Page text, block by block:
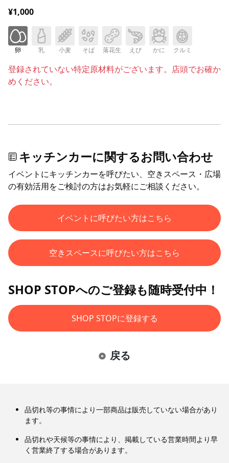
¥1,000
卵 乳 小麦 そば 落花生 えび かに クルミ
登録されていない特定原材料がございます。店頭でお確か
めください。
キッチンカーに関するお問い合わせ
イベントにキッチンカーを呼びたい、空きスペース・広場
の有効活用をご検討の方はお気軽にご相談ください。
イベントに呼びたい方はこちら
空きスペースに呼びたい方はこちら
SHOP STOPへのご登録も随時受付中！
SHOP STOPに登録する
戻る
品切れ等の事情により一部商品は販売していない場合があり
ます。
品切れや天候等の事情により、掲載している営業時間より早
く営業終了する場合があります。